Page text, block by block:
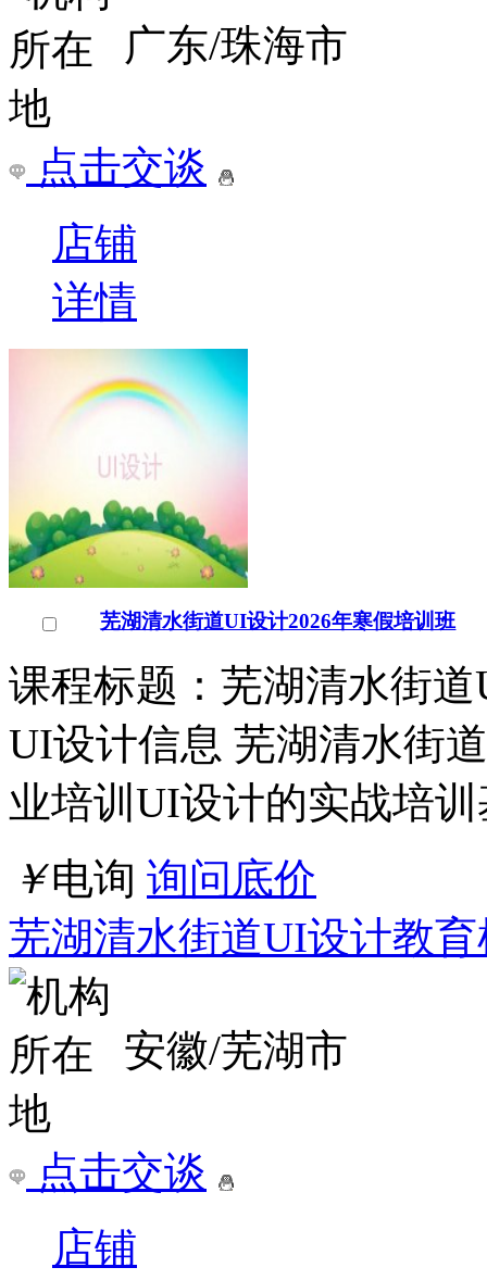
广东/珠海市
点击交谈
店铺
详情
芜湖清水街道UI设计2026年寒假培训班
课程标题：芜湖清水街
UI设计信息 芜湖清水街
业培训UI设计的实战培训
￥电询 询问底价
芜湖清水街道UI设计教
安徽/芜湖市
点击交谈
店铺